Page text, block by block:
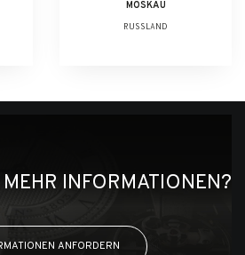
MOSKAU
RUSSLAND
INFORMATIONEN?
ANFORDERN